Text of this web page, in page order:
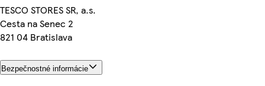
TESCO STORES SR, a.s.
Cesta na Senec 2
821 04 Bratislava
Bezpečnostné informácie